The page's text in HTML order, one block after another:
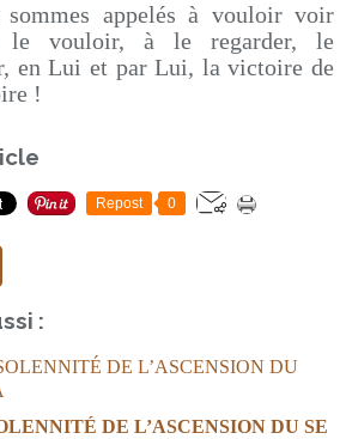
sommes appelés à vouloir voir
le vouloir, à le regarder, le
en Lui et par Lui, la victoire de
!
Repost 0
:
DE L’ASCENSION DU SE